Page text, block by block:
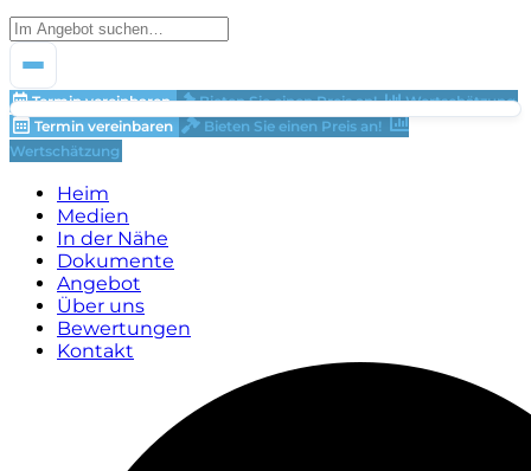
Termin vereinbaren Bieten Sie einen Preis an!
Wertschätzung
Termin vereinbaren
Bieten Sie einen Preis an!
Wertschätzung
Heim
Medien
In der Nähe
Dokumente
Angebot
Über uns
Bewertungen
Kontakt